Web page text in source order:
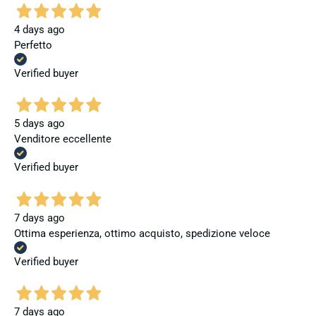
4 days ago
Perfetto
Verified buyer
5 days ago
Venditore eccellente
Verified buyer
7 days ago
Ottima esperienza, ottimo acquisto, spedizione veloce
Verified buyer
7 days ago